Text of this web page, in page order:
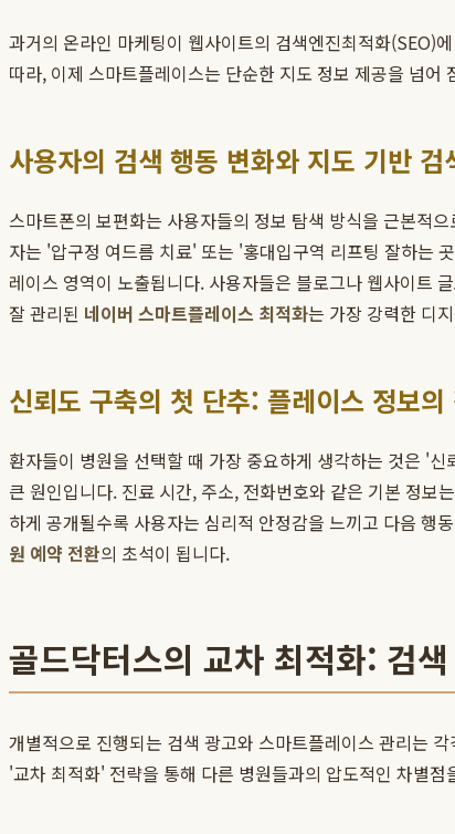
과거의 온라인 마케팅이 웹사이트의 검색엔진최적화(SEO)
따라, 이제 스마트플레이스는 단순한 지도 정보 제공을 넘
사용자의 검색 행동 변화와 지도 기반 검
스마트폰의 보편화는 사용자들의 정보 탐색 방식을 근본적
자는 '압구정 여드름 치료' 또는 '홍대입구역 리프팅 잘하는
레이스 영역이 노출됩니다. 사용자들은 블로그나 웹사이트
잘 관리된 네이버 스마트플레이스 최적화는 가장 강력한 디
신뢰도 구축의 첫 단추: 플레이스 정보
환자들이 병원을 선택할 때 가장 중요하게 생각하는 것은 '
큰 원인입니다. 진료 시간, 주소, 전화번호와 같은 기본 정보
하게 공개될수록 사용자는 심리적 안정감을 느끼고 다음 행
원 예약 전환의 초석이 됩니다.
골드닥터스의 교차 최적화: 검
개별적으로 진행되는 검색 광고와 스마트플레이스 관리는
'교차 최적화' 전략을 통해 다른 병원들과의 압도적인 차별